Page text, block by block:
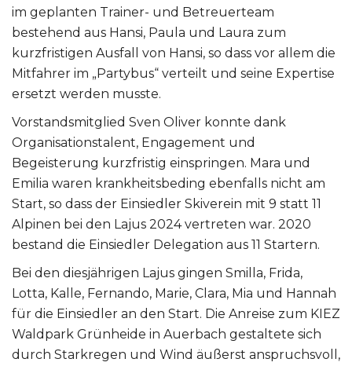
im geplanten Trainer- und Betreuerteam
bestehend aus Hansi, Paula und Laura zum
kurzfristigen Ausfall von Hansi, so dass vor allem die
Mitfahrer im „Partybus“ verteilt und seine Expertise
ersetzt werden musste.
Vorstandsmitglied Sven Oliver konnte dank
Organisationstalent, Engagement und
Begeisterung kurzfristig einspringen. Mara und
Emilia waren krankheitsbeding ebenfalls nicht am
Start, so dass der Einsiedler Skiverein mit 9 statt 11
Alpinen bei den Lajus 2024 vertreten war. 2020
bestand die Einsiedler Delegation aus 11 Startern.
Bei den diesjährigen Lajus gingen Smilla, Frida,
Lotta, Kalle, Fernando, Marie, Clara, Mia und Hannah
für die Einsiedler an den Start. Die Anreise zum KIEZ
Waldpark Grünheide in Auerbach gestaltete sich
durch Starkregen und Wind äußerst anspruchsvoll,